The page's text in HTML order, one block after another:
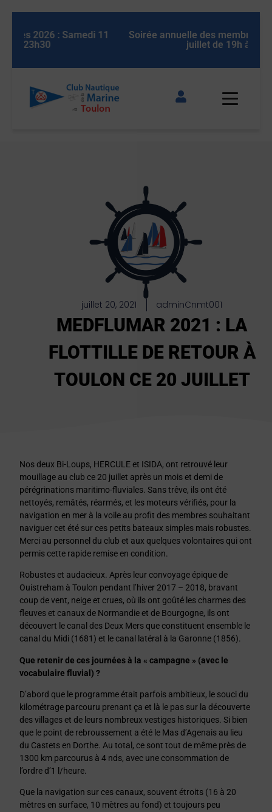
Soirée annuelle des membres 2026 : Samedi 11
juillet 20, 2021 adminCnmt001
MEDFLUMAR 2021 : LA
FLOTTILLE DE RETOUR À
TOULON CE 20 JUILLET
Nos deux Bi-Loups, HERCULE et ISIDA, ont retrouvé leur
mouillage au club ce 20 juillet après un mois et demi de
pérégrinations maritimo-fluviales. Sans trêve, ils ont été
nettoyés, remâtés, réarmés, et les moteurs vérifiés, pour la
navigation en mer à la voile au profit des membres souhaitant
naviguer cet été sur ces petits bateaux simples mais robustes.
Merci au personnel du club et aux quelques volontaires qui ont
permis cette rapide remise en condition.
Robustes et audacieux. Après leur convoyage épique de
Ouistreham à Toulon pendant l’hiver 2017 – 2018, bravant
coup de vent, neige et crues, où ils ont goûté les charmes des
fleuves et canaux de Normandie et de Bourgogne, ils ont
découvert le canal des Deux Mers que constituent ensemble le
canal du Midi (1681) et le canal latéral à la Garonne (1856).
Que retenir de ces journées à la « campagne » (avec le
vocabulaire fluvial) ?
D’abord que le programme était parfois ambitieux, le souci du
kilométrage parcouru prenant ça et là le pas sur la découverte
des villages et de leurs nombreux vestiges historiques. Si bien
que le point de rebroussement a été le Mas d’Agenais au lieu
du Castets en Dorthe. Au total, ce sont tout de même près de
1300 km parcourus à 4 nds, avec une consommation de
l’ordre d’1 l/heure.
Que la navigation sur ces canaux, souvent étroits (16 à 20
mètres en surface, 10 mètres au fond) et toujours peu